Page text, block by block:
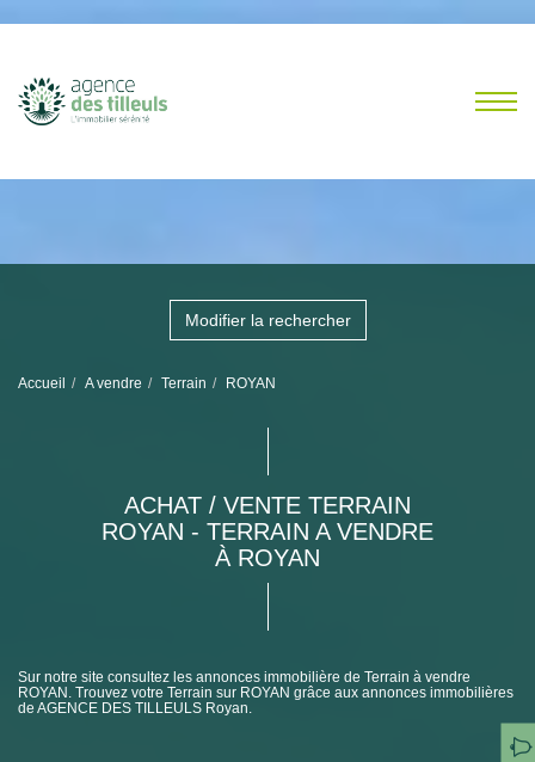
Modifier la rechercher
Accueil A vendre Terrain ROYAN
ACHAT / VENTE TERRAIN
ROYAN - TERRAIN A VENDRE
À ROYAN
Sur notre site consultez les annonces immobilière de Terrain à vendre
ROYAN. Trouvez votre Terrain sur ROYAN grâce aux annonces immobilières
de AGENCE DES TILLEULS Royan.